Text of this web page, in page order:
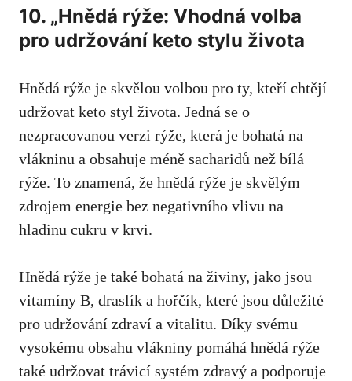
10. „Hnědá rýže: Vhodná volba
pro udržování keto ⁣stylu života
Hnědá ‍rýže je skvělou volbou pro ty, kteří chtějí
udržovat ⁣keto styl života. Jedná se o
nezpracovanou verzi rýže, ⁤která je bohatá na
vlákninu a obsahuje méně sacharidů než bílá
rýže. To znamená, že hnědá rýže⁣ je skvělým
zdrojem energie‌ bez negativního vlivu na
hladinu cukru v krvi.
Hnědá⁣ rýže je také bohatá ⁤na živiny,⁣ jako ‌jsou
vitamíny B, draslík a hořčík, které jsou důležité
pro udržování ⁢zdraví a vitalitu. Díky ​svému
‍vysokému obsahu vlákniny⁣ pomáhá hnědá rýže​
také udržovat trávicí systém zdravý a⁢ podporuje